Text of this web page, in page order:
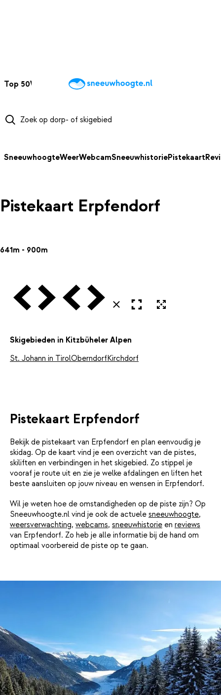
Top 50Webcams WintersportweerKaarten
SneeuwhoogteWeerWebcamSneeuwhistoriePistekaart
Pistekaart Erpfendorf
641m - 900m
Vorige VolgendeVorige Volgende
SluitenOpen in volledig scherm
Skigebieden in Kitzbüheler Alpen
St. Johann in TirolOberndorfKirchdorf
Pistekaart Erpfendorf
Bekijk de pistekaart van Erpfendorf en plan eenvoudig je
skidag. Op de kaart vind je een overzicht van de pistes,
skiliften en verbindingen in het skigebied. Zo stippel je
vooraf je route uit en zie je welke afdalingen en liften het
beste aansluiten op jouw niveau en wensen in Erpfendorf.
Wil je weten hoe de omstandigheden op de piste zijn? Op
Sneeuwhoogte.nl vind je ook de actuele sneeuwhoogte,
weersverwachting, webcams, sneeuwhistorie en reviews
van Erpfendorf. Zo heb je alle informatie bij de hand om
optimaal voorbereid de piste op te gaan.